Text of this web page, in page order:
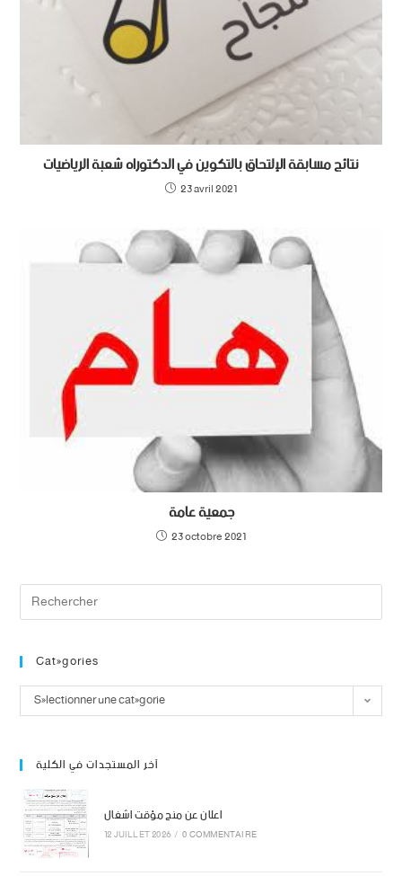
نتائج مسابقة الإلتحاق بالتكوين في الدكتوراه شعبة الرياضيات
23 avril 2021
جمعية عامة
23 octobre 2021
Catégories
Sélectionner une catégorie
آخر المستجدات في الكلية
اعلان عن منح مؤقت اشغال
12 JUILLET 2026/ 0 COMMENTAIRE